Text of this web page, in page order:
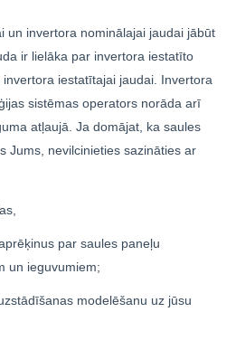
un invertora nominālajai jaudai jābūt
ir lielāka par invertora iestatīto
iestatītajai jaudai. Invertora
sistēmas operators norāda arī
atļaujā. Ja domājat, ka saules
Jums, nevilcinieties sazināties ar
par saules paneļu
un ieguvumiem;
modelēšanu uz jūsu